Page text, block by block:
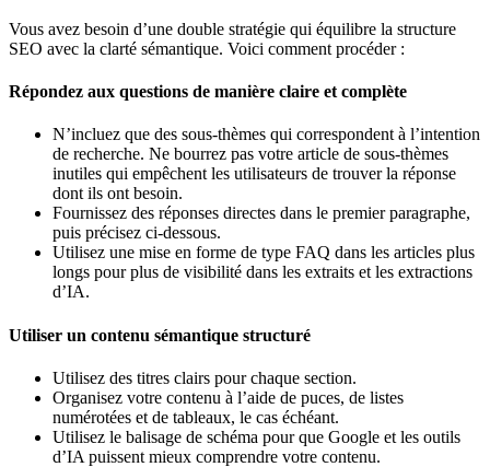
Vous avez besoin d’une double stratégie qui équilibre la structure
SEO avec la clarté sémantique. Voici comment procéder :
Répondez aux questions de manière claire et complète
N’incluez que des sous-thèmes qui correspondent à l’intention
de recherche. Ne bourrez pas votre article de sous-thèmes
inutiles qui empêchent les utilisateurs de trouver la réponse
dont ils ont besoin.
Fournissez des réponses directes dans le premier paragraphe,
puis précisez ci-dessous.
Utilisez une mise en forme de type FAQ dans les articles plus
longs pour plus de visibilité dans les extraits et les extractions
d’IA.
Utiliser un contenu sémantique structuré
Utilisez des titres clairs pour chaque section.
Organisez votre contenu à l’aide de puces, de listes
numérotées et de tableaux, le cas échéant.
Utilisez le balisage de schéma pour que Google et les outils
d’IA puissent mieux comprendre votre contenu.